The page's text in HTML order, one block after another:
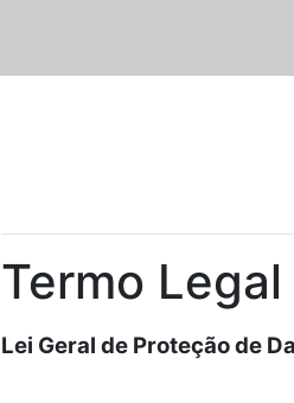
Termo Legal
Lei Geral de Proteção de